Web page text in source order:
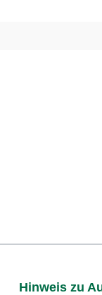
Hinweis zu